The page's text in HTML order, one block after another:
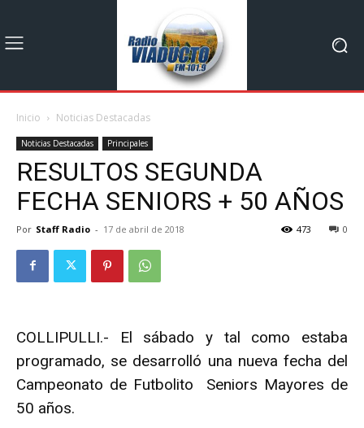
Inicio Noticias Destacadas
Noticias Destacadas Principales
RESULTOS SEGUNDA
FECHA SENIORS + 50 AÑOS
Por Staff Radio - 17 de abril de 2018 0
473
COLLIPULLI.- El sábado y tal como estaba
programado, se desarrolló una nueva fecha del
Campeonato de Futbolito Seniors Mayores de
50 años.